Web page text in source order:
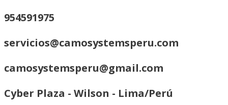
954591975
servicios@camosystemsperu.com
camosystemsperu@gmail.com
Cyber Plaza - Wilson - Lima/Perú